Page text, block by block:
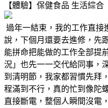
【體驗】保健食品 生活綜合
過年一結束，我的工作直接
說，下個月還要去進修，先
能拼命把能做的工作全部提
況」也先一一交代給同事，
到清明節，我家都習慣先拜
程滿到不行，真的忙到像陀
直接斷電，整個人瞬間沒電